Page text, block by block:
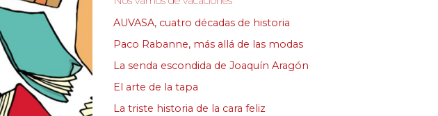
AUVASA, cuatro décadas de historia
Paco Rabanne, más allá de las modas
La senda escondida de Joaquín Aragón
El arte de la tapa
La triste historia de la cara feliz